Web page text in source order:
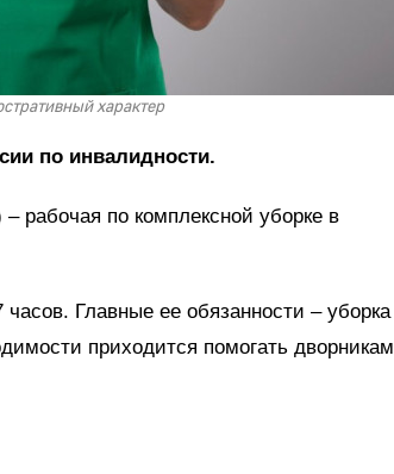
характер
по инвалидности.
рабочая по комплексной уборке в
Главные ее обязанности – уборка
приходится помогать дворникам